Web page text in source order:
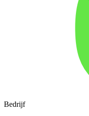
Bedrijf